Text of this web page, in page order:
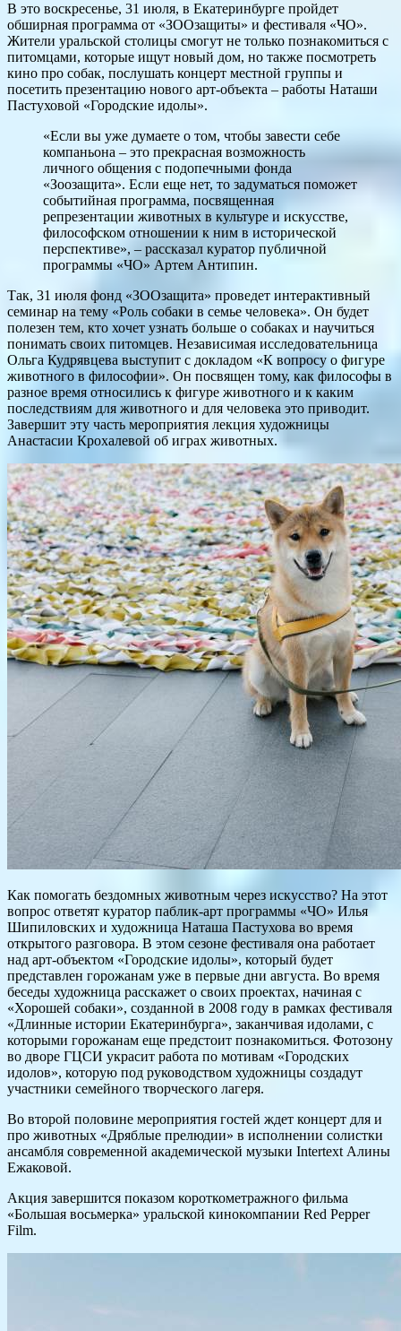
В это воскресенье, 31 июля, в Екатеринбурге пройдет
обширная программа от «ЗООзащиты» и фестиваля «ЧО».
Жители уральской столицы смогут не только познакомиться с
питомцами, которые ищут новый дом, но также посмотреть
кино про собак, послушать концерт местной группы и
посетить презентацию нового арт-объекта – работы Наташи
Пастуховой «Городские идолы».
«Если вы уже думаете о том, чтобы завести себе
компаньона – это прекрасная возможность
личного общения с подопечными фонда
«Зоозащита». Если еще нет, то задуматься поможет
событийная программа, посвященная
репрезентации животных в культуре и искусстве,
философском отношении к ним в исторической
перспективе», – рассказал куратор публичной
программы «ЧО» Артем Антипин.
Так, 31 июля фонд «ЗООзащита» проведет интерактивный
семинар на тему «Роль собаки в семье человека». Он будет
полезен тем, кто хочет узнать больше о собаках и научиться
понимать своих питомцев. Независимая исследовательница
Ольга Кудрявцева выступит с докладом «К вопросу о фигуре
животного в философии». Он посвящен тому, как философы в
разное время относились к фигуре животного и к каким
последствиям для животного и для человека это приводит.
Завершит эту часть мероприятия лекция художницы
Анастасии Крохалевой об играх животных.
Как помогать бездомных животным через искусство? На этот
вопрос ответят куратор паблик-арт программы «ЧО» Илья
Шипиловских и художница Наташа Пастухова во время
открытого разговора. В этом сезоне фестиваля она работает
над арт-объектом «Городские идолы», который будет
представлен горожанам уже в первые дни августа. Во время
беседы художница расскажет о своих проектах, начиная с
«Хорошей собаки», созданной в 2008 году в рамках фестиваля
«Длинные истории Екатеринбурга», заканчивая идолами, с
которыми горожанам еще предстоит познакомиться. Фотозону
во дворе ГЦСИ украсит работа по мотивам «Городских
идолов», которую под руководством художницы создадут
участники семейного творческого лагеря.
Во второй половине мероприятия гостей ждет концерт для и
про животных «Дряблые прелюдии» в исполнении солистки
ансамбля современной академической музыки Intertext Алины
Ежаковой.
Акция завершится показом короткометражного фильма
«Большая восьмерка» уральской кинокомпании Red Pepper
Film.